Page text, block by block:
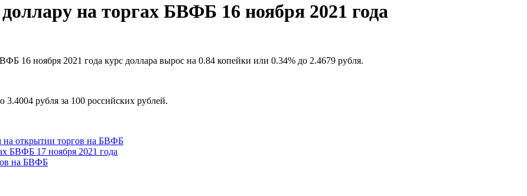
на торгах БВФБ 16 ноября 2021 года
16 ноября 2021 года курс доллара вырос на 0.84 копейки или 0.34% до 2.4679 рубля.
рубля за 100 российских рублей.
на открытии торгов на БВФБ
БВФБ 17 ноября 2021 года
на БВФБ